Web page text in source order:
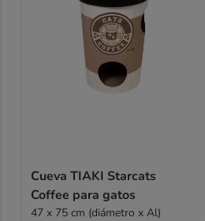
Cueva TIAKI Starcats
Coffee para gatos
47 x 75 cm (diámetro x Al)